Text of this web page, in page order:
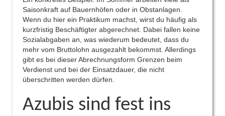
Saisonkraft auf Bauernhöfen oder in Obstanlagen.
Wenn du hier ein Praktikum machst, wirst du häufig als
kurzfristig Beschäftigter abgerechnet. Dabei fallen keine
Sozialabgaben an, was wiederum bedeutet, dass du
mehr vom Bruttolohn ausgezahlt bekommst. Allerdings
gibt es bei dieser Abrechnungsform Grenzen beim
Verdienst und bei der Einsatzdauer, die nicht
überschritten werden dürfen.
Azubis sind fest ins